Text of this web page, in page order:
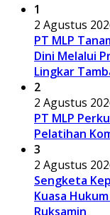
1
2 Agustus
PT MLP
Dini Melalui
Lingkar
2
2 Agustus
PT MLP
Pelatihan
3
2 Agustus
Sengketa
Kuasa
Ruksamin